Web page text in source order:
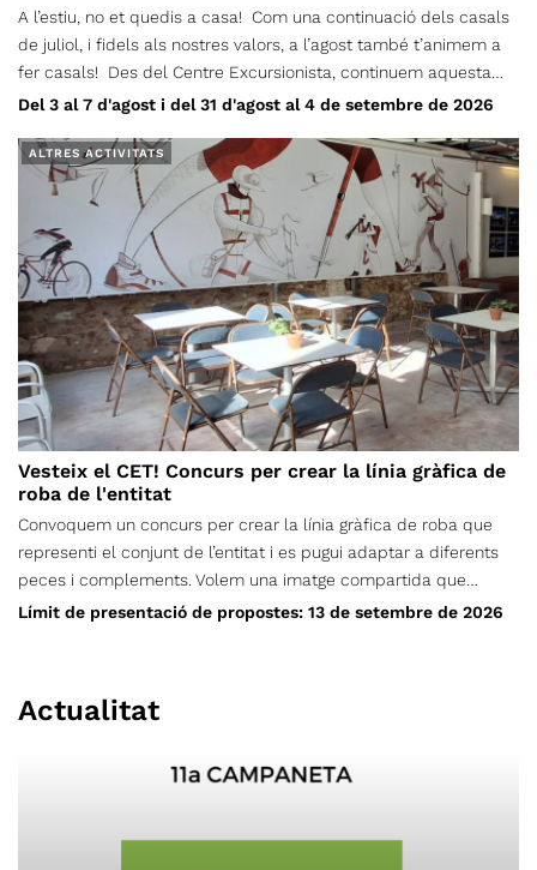
A l’estiu, no et quedis a casa! Com una continuació dels casals
de juliol, i fidels als nostres valors, a l’agost també t’animem a
fer casals! Des del Centre Excursionista, continuem aquesta
proposta perquè donem importància a què els infants, durant
d’activitats de lleure, orientació, tallers de natura, jocs d’aigua,
gimcanes, xerrades culturals… i molt més. L’Aventura’t d’agost i
setembre funcionarà per setmanes separades, i cada infant s’hi
pot inscriure les que més li convinguin. Els casals es duran a
terme alternant els espais del CET i zones verdes de Terrassa.
Podran participar-hi els infants nascuts entre els anys 2010 i
2022.
Del 3 al 7 d'agost i del 31 d'agost al 4 de setembre de 2026
ALTRES ACTIVITATS
Vesteix el CET! Concurs per crear la línia gràfica de
roba de l'entitat
Convoquem un concurs per crear la línia gràfica de roba que
representi el conjunt de l’entitat i es pugui adaptar a diferents
peces i complements. Volem una imatge compartida que
puguem portar persones de totes les edats, seccions i vocalies;
una idea que pugui representar tot el CET? Presenta-la i
Límit de presentació de propostes: 13 de setembre de 2026
Actualitat